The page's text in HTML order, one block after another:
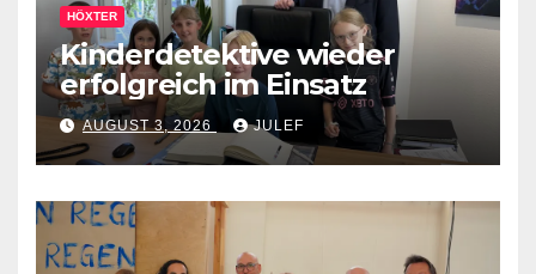
HÖXTER
Kinderdetektive wieder
erfolgreich im Einsatz
AUGUST 3, 2026 JULEF